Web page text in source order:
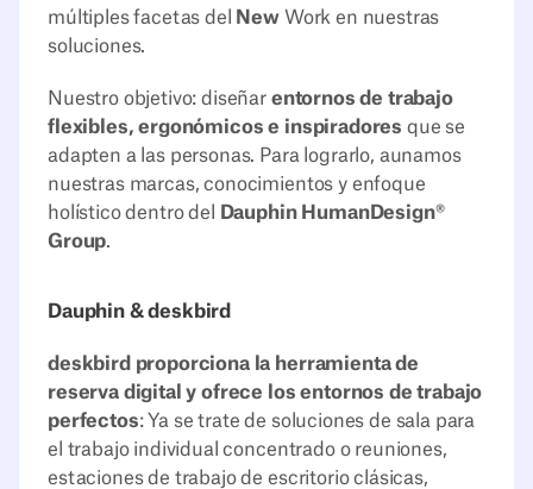
múltiples facetas del
New Work en nuestras
soluciones.
Nuestro objetivo: diseñar entornos de trabajo
flexibles, ergonómicos e inspiradores que se
adapten a las personas. Para lograrlo, aunamos
nuestras marcas, conocimientos y enfoque
holístico dentro del
Dauphin HumanDesign®
Group.
Dauphin & deskbird
deskbird proporciona la herramienta de
reserva digital y ofrece los entornos de trabajo
perfectos: Ya se trate de soluciones de sala para
el trabajo individual concentrado o reuniones,
estaciones de trabajo de escritorio clásicas,